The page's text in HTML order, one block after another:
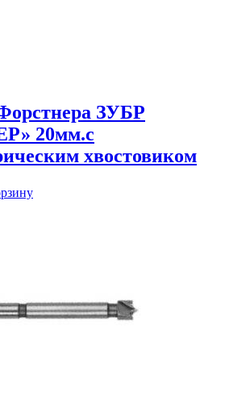
ЗУБР
20мм.с
хвостовиком